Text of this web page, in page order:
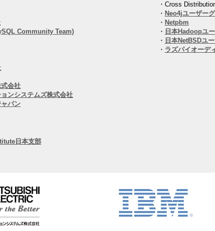
Community Team)
会社
ンシステムズ株式会社
パン
日本支部
・Cross
・ Neo4jユーザー
・ Netpbm
・ 日本Hadoopユ
・ 日本NetBSDユ
・ ラズパイオーデ